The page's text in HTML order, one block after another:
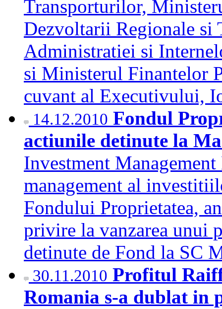
Transporturilor,
Dezvoltarii Regionale
Administratiei si
si Ministerul Finantelor
cuvant al Executivului,
14.12.2010 Fondul
actiunile detinute la
Investment
management al
Fondului Proprietatea,
privire la vanzarea unui
detinute de Fond la
30.11.2010 Profitul
Romania s-a dublat in